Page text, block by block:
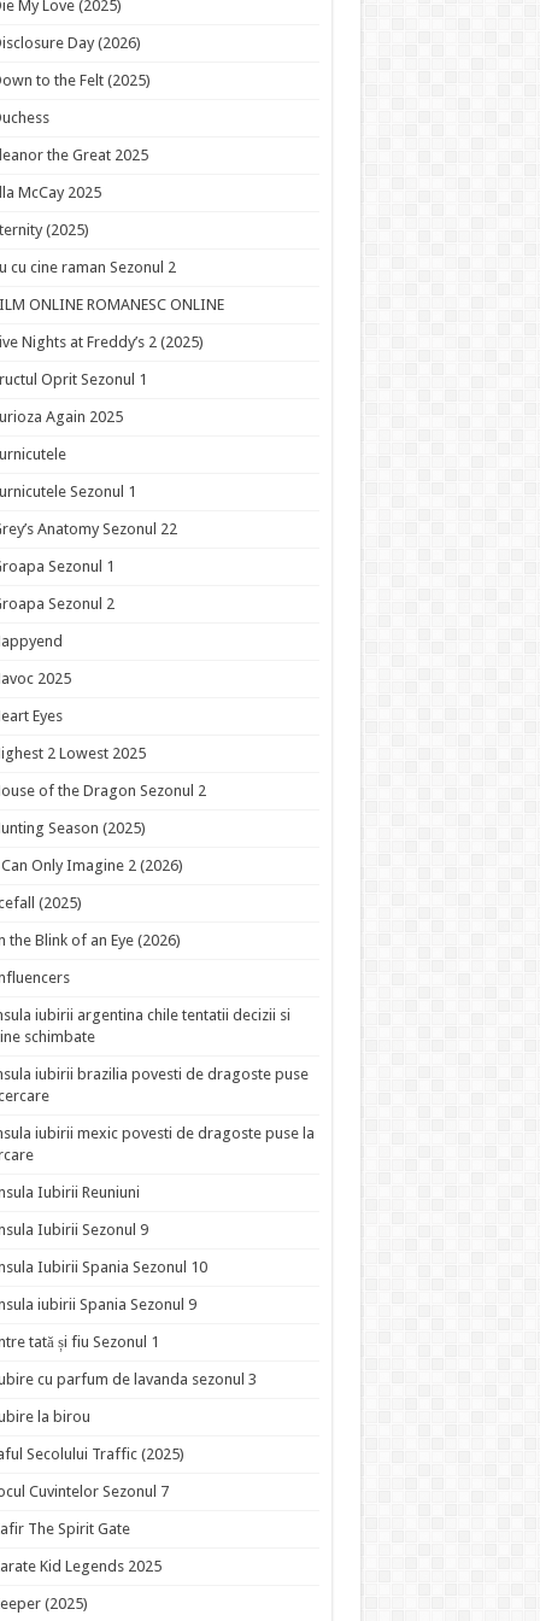
My Love (2025)
Day (2026)
to the Felt (2025)
the Great 2025
McCay 2025
(2025)
cu cine raman Sezonul 2
ONLINE ROMANESC ONLINE
Nights at Freddy’s 2 (2025)
Oprit Sezonul 1
Again 2025
Sezonul 1
Anatomy Sezonul 22
Sezonul 1
Sezonul 2
2025
Eyes
2 Lowest 2025
of the Dragon Sezonul 2
Season (2025)
Only Imagine 2 (2026)
(2025)
the Blink of an Eye (2026)
iubirii argentina chile tentatii decizii si
schimbate
iubirii brazilia povesti de dragoste puse
iubirii mexic povesti de dragoste puse la
Iubirii Reuniuni
Iubirii Sezonul 9
Iubirii Spania Sezonul 10
iubirii Spania Sezonul 9
tată și fiu Sezonul 1
cu parfum de lavanda sezonul 3
la birou
Secolului Traffic (2025)
Cuvintelor Sezonul 7
The Spirit Gate
Kid Legends 2025
(2025)